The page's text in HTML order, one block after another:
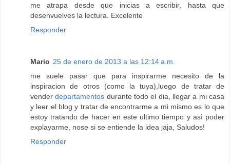
me atrapa desde que inicias a escribir, hasta que
desenvuelves la lectura. Excelente
Responder
Mario 25 de enero de 2013 a las 12:14 a.m.
me suele pasar que para inspirarme necesito de la
inspiracion de otros (como la tuya),luego de tratar de
venderdepartamentos durante todo el dia, llegar a mi casa
y leer el blog y tratar de encontrarme a mi mismo es lo que
estoy tratando de hacer en este ultimo tiempo y asì poder
explayarme, nose si se entiende la idea jaja, Saludos!
Responder